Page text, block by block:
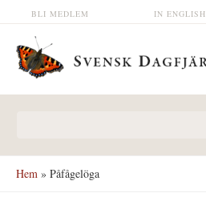
Hoppa till huvudinnehåll IN ENGLISH
BLI MEDLEM
Hem » Påfågelöga